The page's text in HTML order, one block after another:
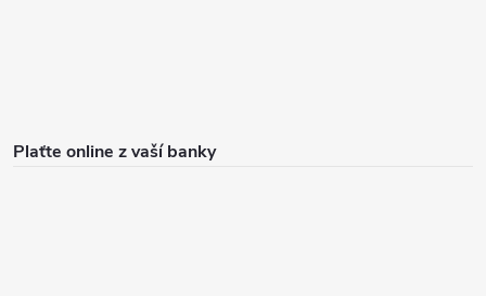
Plaťte online z vaší banky